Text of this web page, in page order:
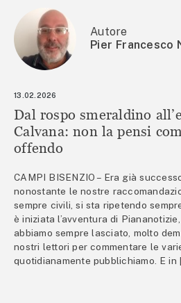
Autore
Pier Francesco
13.02.2026
Dal rospo smeraldino
Calvana: non la pensi
offendo
CAMPI BISENZIO – Era già
nonostante le nostre
sempre civili, si sta ripetendo
è iniziata l’avventura di
abbiamo sempre lasciato, molto
nostri lettori per commentare le
quotidianamente pubblichiamo. E in